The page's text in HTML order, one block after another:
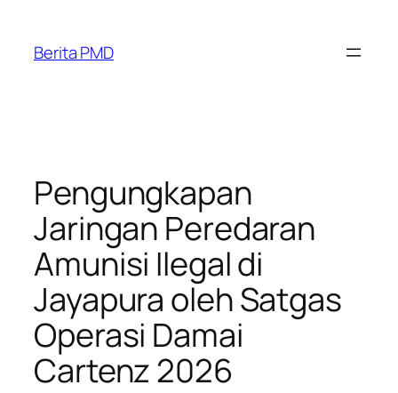
content
Berita PMD
Pengungkapan
Jaringan Peredaran
Amunisi Ilegal di
Jayapura oleh Satgas
Operasi Damai
Cartenz 2026